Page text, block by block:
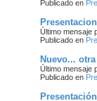
Publicado en
Presentacion
Último mensaje
Publicado en
Nuevo...
Último mensaje
Publicado en
Presentación